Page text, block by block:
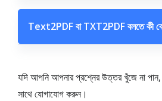
Text2PDF বা TXT2PDF বলতে কী
যদি আপনি আপনার প্রশ্নের উত্তর খুঁজে না
সাথে যোগাযোগ করুন।